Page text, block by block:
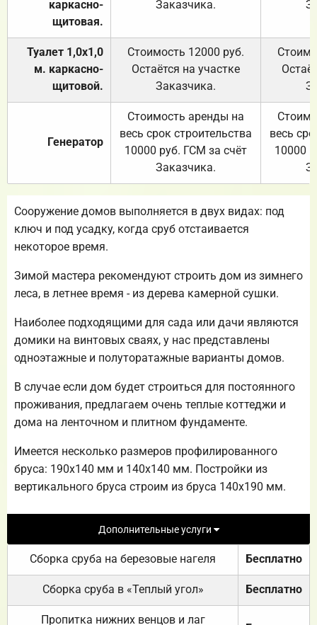
каркасно-
щитовая.
Заказчика.
Туалет 1,0х1,0
м. каркасно-
щитовой.
Стоимость 12000 руб.
Остаётся на участке
Заказчика.
Генератор
Стоимость аренды на
весь срок строительства
10000 руб. ГСМ за счёт
Заказчика.
весь
10000
Сооружение домов выполняется в двух видах: под
ключ и под усадку, когда сруб отстаивается
некоторое время.
Зимой мастера рекомендуют строить дом из зимнего
леса, в летнее время - из дерева камерной сушки.
Наиболее подходящими для сада или дачи являются
домики на винтовых сваях, у нас представлены
одноэтажные и полуторатажные варианты домов.
В случае если дом будет строиться для постоянного
проживания, предлагаем очень теплые коттеджи и
дома на ленточном и плитном фундаменте.
Имеется несколько размеров профилированного
бруса: 190х140 мм и 140х140 мм. Постройки из
вертикального бруса строим из бруса 140х190 мм.
Дополнительные услуги
Сборка сруба на березовые нагеля Бесплатно
Сборка сруба в «Теплый угол» Бесплатно
Пропитка нижних венцов и лаг